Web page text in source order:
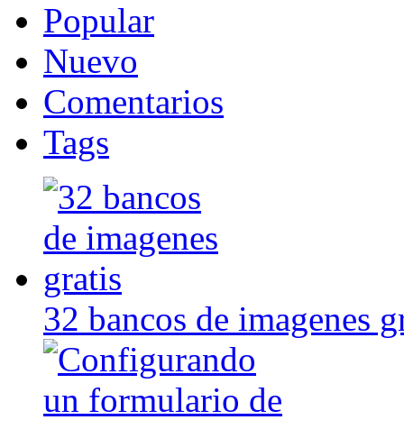
Popular
Nuevo
Comentarios
Tags
32 bancos de imagenes